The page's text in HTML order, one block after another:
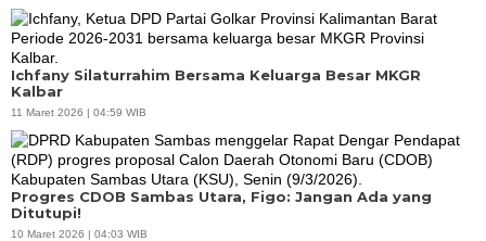
Ichfany Silaturrahim Bersama Keluarga Besar MKGR
Kalbar
11 Maret 2026 | 04:59 WIB
Progres CDOB Sambas Utara, Figo: Jangan Ada yang
Ditutupi!
10 Maret 2026 | 04:03 WIB